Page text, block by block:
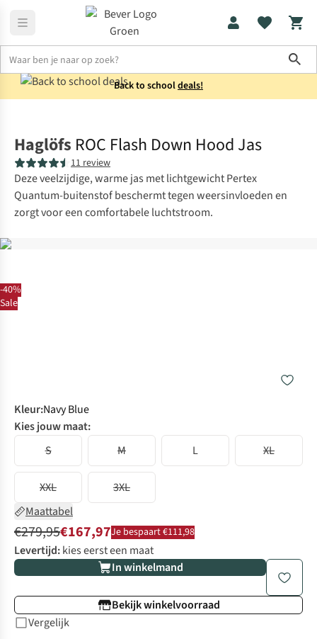
Back to schooldeals!
-40%
Sale
Haglöfs ROC Flash Down Hood Jas
11 review
Deze veelzijdige, warme jas met lichtgewicht Pertex
Quantum-buitenstof beschermt tegen weersinvloeden en
zorgt voor een comfortabele luchtstroom.
Kleur:Navy Blue
Kies jouw maat:
S
M L XL
XXL
3XL
Maattabel
€279,95€167,97Je bespaart €111,98
Levertijd:kies eerst een maat
In winkelmand
Bekijk winkelvoorraad
Vergelijk